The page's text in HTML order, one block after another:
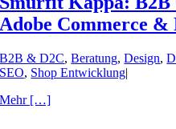
Adobe Commerce &
B2B & D2C,Beratung,Design,
SEO, Shop Entwicklung|
Mehr […]